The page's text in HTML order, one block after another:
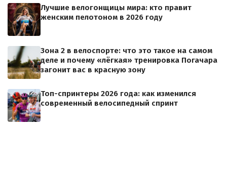
Лучшие велогонщицы мира: кто правит
женским пелотоном в 2026 году
Зона 2 в велоспорте: что это такое на самом
деле и почему «лёгкая» тренировка Погачара
загонит вас в красную зону
Топ-спринтеры 2026 года: как изменился
современный велосипедный спринт